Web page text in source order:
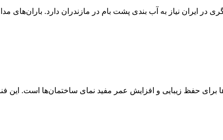
در ایران نیاز به آب بندی پشت بام در مازندران دارد. باران‌های
برای حفظ زیبایی و افزایش عمر مفید نمای ساختمان‌ها است. این